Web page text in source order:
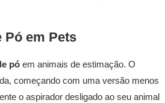
Pó em Pets
pó em animais de estimação. O
começando com uma versão menos
o aspirador desligado ao seu animal